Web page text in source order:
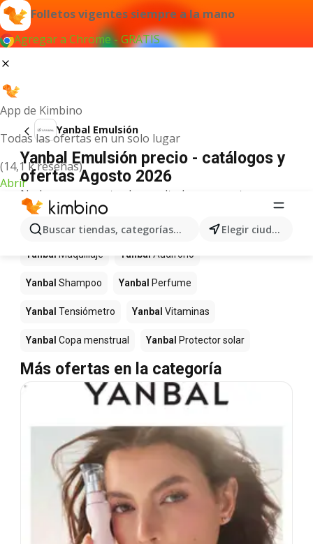
Folletos vigentes siempre a la mano
Agregar a Chrome - GRATIS
App de Kimbino
Todas las ofertas en un solo lugar
(14,1 k reseñas)
Abrir
Buscar tiendas, categorías, productos... Elegir ciudad
Yanbal Emulsión
Yanbal Emulsión precio - catálogos y
ofertas Agosto 2026
No hemos encontrado resultados para este
término.
Más productos en tiendas Yanbal
Yanbal Maquillaje Yanbal Audifono
Yanbal Shampoo Yanbal Perfume
Yanbal Tensiómetro Yanbal Vitaminas
Yanbal Copa menstrual Yanbal Protector solar
Más ofertas en la categoría